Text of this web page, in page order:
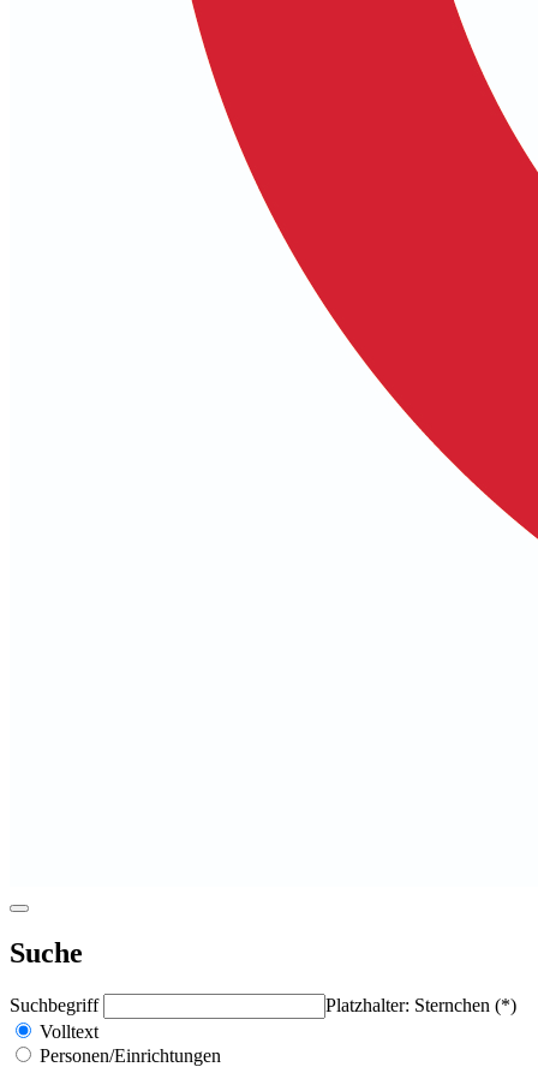
Suche
Suchbegriff
Platzhalter: Sternchen (*)
Volltext
Personen/Einrichtungen